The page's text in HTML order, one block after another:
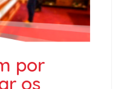
por
os